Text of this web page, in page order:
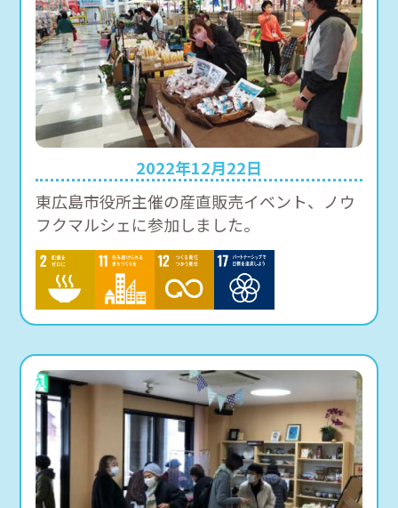
2022年12月22日
東広島市役所主催の産直販売イベント、ノウ
フクマルシェに参加しました。